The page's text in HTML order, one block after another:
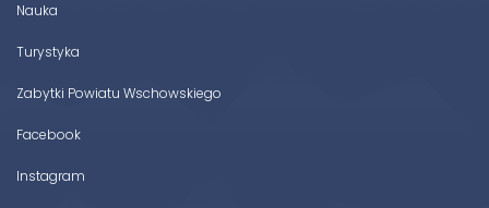
Nauka
Turystyka
Zabytki Powiatu Wschowskiego
Facebook
Instagram